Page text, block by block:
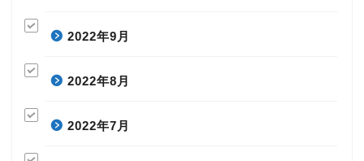
2022年9月
2022年8月
2022年7月